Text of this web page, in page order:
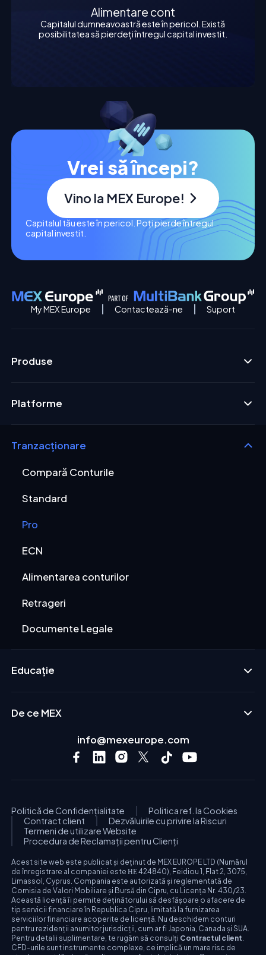
Alimentare cont
Capitalul dumneavoastră este în pericol. Există
posibilitatea să pierdeți întregul capital investit.
Vrei să începi?
Vino la MEX Europe!
Capitalul tău este în pericol. Poți pierde întregul
capital investit.
My MEX Europe Contactează-ne Suport
Produse
Platforme
Tranzacționare
Compară Conturile
Standard
Pro
ECN
Alimentarea conturilor
Retrageri
Documente Legale
Educație
De ce MEX
info@mexeurope.com
Politică de Confidențialitate
Politica ref. la Cookies
Contract client
Dezvăluirile cu privire la Riscuri
Termeni de utilizare Website
Procedura de Reclamații pentru Clienți
Acest site web este publicat și deținut de MEX EUROPE LTD (Numărul
de înregistrare al companiei este ΗΕ 424840), Feidiou 1, Flat 2, 3075,
Limassol, Cyprus. Compania este autorizată și reglementată de
Comisia de Valori Mobiliare și Bursă din Cipru, cu Licența Nr. 430/23.
Această licență îi permite deținătorului să desfășoare o afacere de
tip servicii financiare în Republica Cipru, limitată la furnizarea
serviciilor financiare acoperite de licență. Nu deschidem conturi
pentru rezidenții anumitor jurisdicții, cum ar fi Japonia, Canada și SUA.
Pentru detalii suplimentare, te rugăm să consulți Contractul client.
CFD-urile sunt instrumente complexe, ce implică un mare risc de